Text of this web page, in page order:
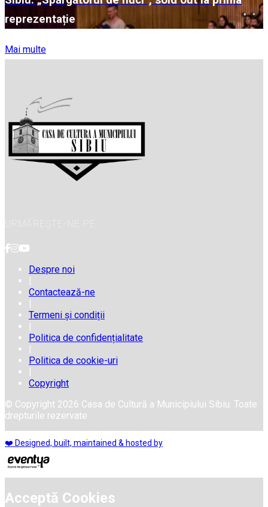
reprezentație
Mai multe
URMĂREȘTE-NE PE
Despre noi
|
Contactează-ne
|
Termeni și condiții
|
Politica de confidențialitate
|
Politica de cookie-uri
|
Copyright
© Copyright 2026 Casa de Cultură a Municipiului Sibiu. Toate
drepturile rezervate
❤️ Designed, built, maintained & hosted by
Acceptă Cookies